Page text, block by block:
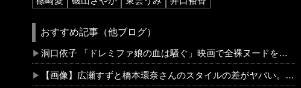
おすすめ記事（他ブログ）
洞口依子 「ドレミファ娘の血は騒ぐ」映画で全裸ヌードを披露した作品 ※動画＆画像あり
【画像】広瀬すずと橋本環奈さんのスタイルの差がヤバい。。。